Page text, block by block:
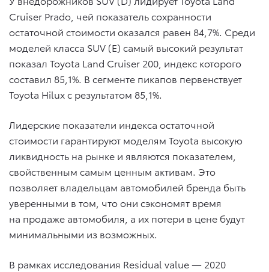
Cruiser Prado, чей показатель сохранности
остаточной стоимости оказался равен 84,7%. Среди
моделей класса SUV (E) самый высокий результат
показал Toyota Land Cruiser 200, индекс которого
составил 85,1%. В сегменте пикапов первенствует
Toyota Hilux с результатом 85,1%.
Лидерские показатели индекса остаточной
стоимости гарантируют моделям Toyota высокую
ликвидность на рынке и являются показателем,
свойственным самым ценным активам. Это
позволяет владельцам автомобилей бренда быть
уверенными в том, что они сэкономят время
на продаже автомобиля, а их потери в цене будут
минимальными из возможных.
В рамках исследования Residual value — 2020